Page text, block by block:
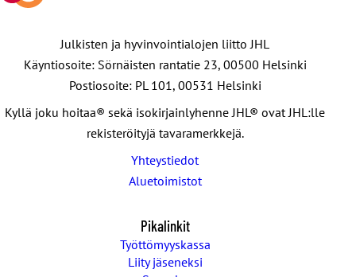
Julkisten ja hyvinvointialojen liitto JHL
Käyntiosoite: Sörnäisten rantatie 23, 00500 Helsinki
Postiosoite: PL 101, 00531 Helsinki
Kyllä joku hoitaa® sekä isokirjainlyhenne JHL® ovat JHL:lle
rekisteröityjä tavaramerkkejä.
Yhteystiedot
Aluetoimistot
Pikalinkit
Työttömyyskassa
Liity jäseneksi